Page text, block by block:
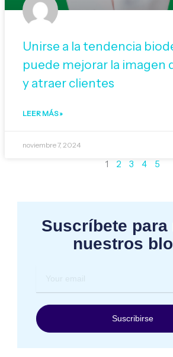
Unirse a la tendencia
puede mejorar la imagen
y atraer clientes
LEER MÁS »
noviembre 7, 2024
1 2 3 4 5
Suscríbete
nuestros
Suscribirse